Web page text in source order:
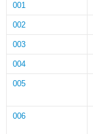
001
002
003
004
005
006